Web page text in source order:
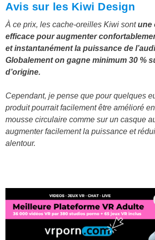
Avis sur les Kiwi Design
À ce prix, les cache-oreilles Kiwi sontune
efficace pour augmenter
et instantanément la puissance de
Globalement on gagne minimum 30 %
d’origine.
Cependant, je pense que pour quelques
produit pourrait facilement être amélioré
mousse circulaire comme sur un casque
augmenter facilement la puissance et
alentour.